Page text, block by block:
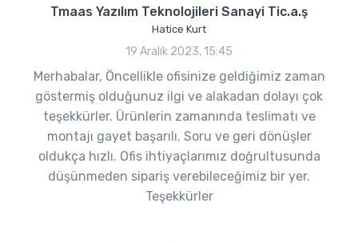
Tmaas Yazılım Teknolojileri Sanayi Tic.a.ş
Hatice Kurt
19 Aralık 2023, 15:45
Merhabalar, Öncellikle ofisinize geldiğimiz zaman
göstermiş olduğunuz ilgi ve alakadan dolayı çok
teşekkürler. Ürünlerin zamanında teslimatı ve
montajı gayet başarılı. Soru ve geri dönüşler
oldukça hızlı. Ofis ihtiyaçlarımız doğrultusunda
düşünmeden sipariş verebileceğimiz bir yer.
Teşekkürler